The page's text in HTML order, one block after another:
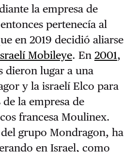
la empresa de
pertenecía al
en 2019 decidió aliarse
Mobileye. En 2001,
dieron lugar a una
y la israelí Elco para
la empresa de
francesa Moulinex.
grupo Mondragon, ha
en Israel, como